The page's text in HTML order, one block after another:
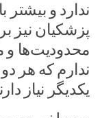
ندارد و
پزشکیان نیز
محدودیت‌ها و
ندارم که هر
یکدیگر نیاز